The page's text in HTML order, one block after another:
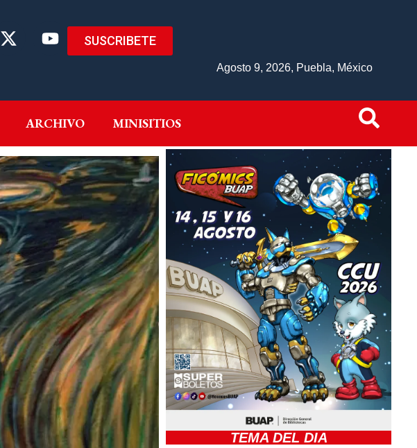
SUSCRIBETE
Agosto 9, 2026, Puebla, México
ARCHIVO MINISITIOS
ARCHIVO MINISITIOS
TEMA DEL DIA